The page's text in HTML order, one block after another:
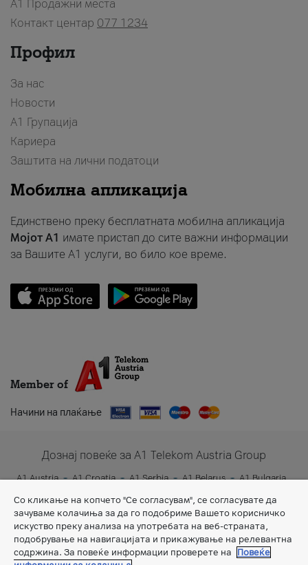
A1 Продажни места
Контакт центар 077 1234
Профил
За нас
Новости
А1 Групација
Кариера
Заштита на лични податоци
Мобилна апликација
Единствено преку бесплатната мобилна апликација
Мојот A1 имате пристап до сите важни информации
за Вашите A1 услуги, во било кое време.
Member of
Начини на плаќање
Дознај повеќе за A1 Telekom Austria Group
A1 Austria A1 Croatia A1 Serbia A1 Belarus
A1 Bulgaria
Со кликање на копчето "Се согласувам", се согласувате да
зачуваме колачиња за да го подобриме Вашето корисничко
искуство преку анализа на употребата на веб-страната,
подобрување на навигацијата и прикажување на релевантна
содржина. За повеќе информации проверете на
Повеќе